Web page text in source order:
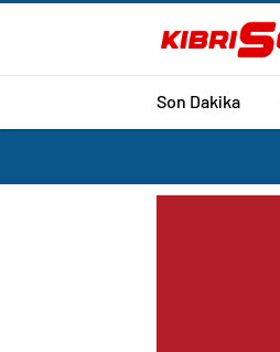
Son Dakika